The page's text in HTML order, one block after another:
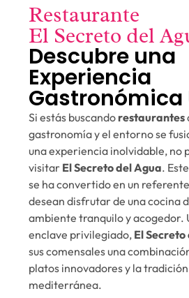
Restaurante
El Secreto del
Descubre una
Experiencia
Gastronómica
Si estás buscandorestaurantes
gastronomía y el entorno se
una experiencia inolvidable, no
visitar El Secreto del Agua.
se ha convertido en un
desean disfrutar de una cocina
ambiente tranquilo y acogedor.
enclave privilegiado, El
sus comensales una
platos innovadores y la
mediterránea.